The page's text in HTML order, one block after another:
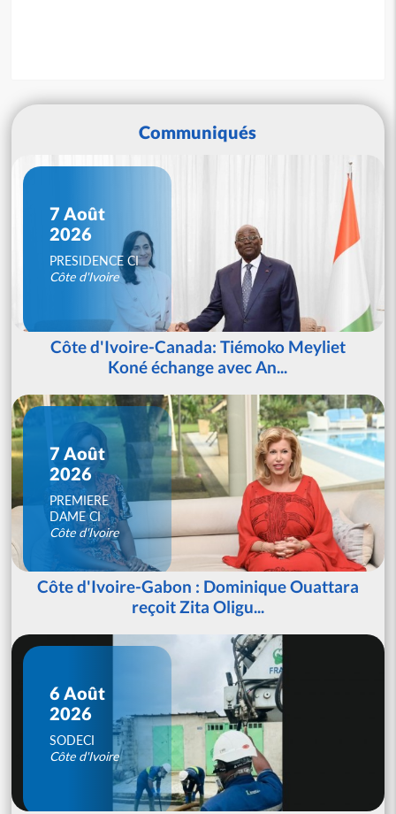
Communiqués
7 Août
2026
PRESIDENCE CI
Côte d'Ivoire
Côte d'Ivoire-Canada: Tiémoko Meyliet
Koné échange avec An...
7 Août
2026
PREMIERE
DAME CI
Côte d'Ivoire
Côte d'Ivoire-Gabon : Dominique Ouattara
reçoit Zita Oligu...
6 Août
2026
SODECI
Côte d'Ivoire